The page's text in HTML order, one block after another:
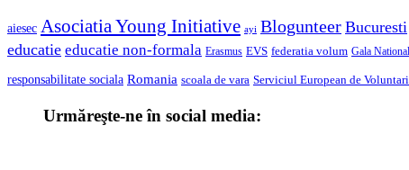
aiesec Asociatia Young Initiative ayi Blogunteer Bucuresti
educatie educatie non-formala Erasmus EVS federatia volum Gala
responsabilitate sociala Romania scoala de vara Serviciul European de
Urmăreşte-ne în social media: